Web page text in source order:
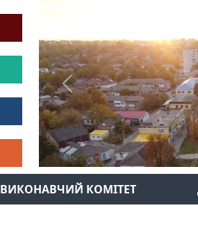
Previous
ВИКОНАВЧИЙ КОМІТЕТ